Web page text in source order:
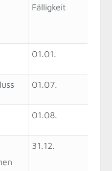
Fälligkeit
01.01.
01.07.
01.08.
31.12.